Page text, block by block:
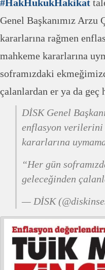
#HakHukukHakikat
Genel Başkanımız Arzu
kararlarına rağmen
mahkeme kararlarına
soframızdaki
çalanlardan er ya da geç
DİSK Genel
enflasyon verilerini
kararlarına
“Her gün
geleceğinden
— DİSK